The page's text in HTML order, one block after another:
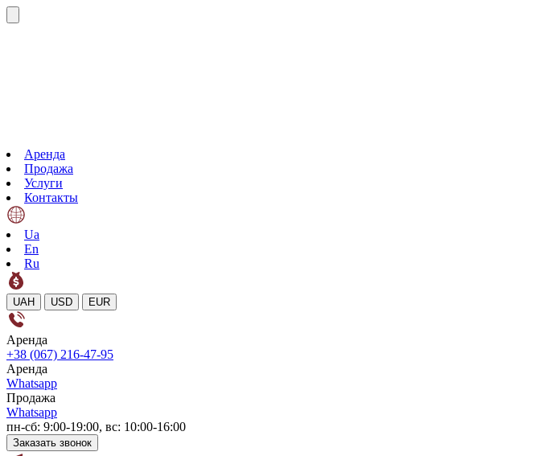
Аренда
Продажа
Услуги
Контакты
Ua
En
Ru
UAH USD EUR
Аренда
+38 (067) 216-47-95
Аренда
Whatsapp
Продажа
Whatsapp
пн-сб: 9:00-19:00, вс: 10:00-16:00
Заказать звонок